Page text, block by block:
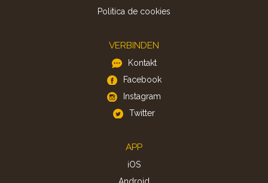
Politica de cookies
VERBINDEN
Kontakt
Facebook
Instagram
Twitter
APP
iOS